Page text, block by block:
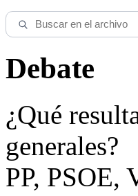
Debate
¿Qué
generales?
PP, PSOE,